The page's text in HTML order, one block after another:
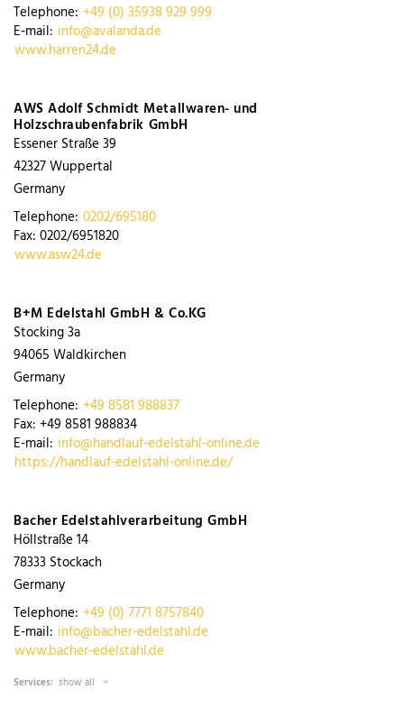
Telephone: +49 (0) 35938 929 999
E-mail: info@avalanda.de
www.harren24.de
AWS Adolf Schmidt Metallwaren- und
Holzschraubenfabrik GmbH
Essener Straße 39
42327Wuppertal
Germany
Telephone: 0202/695180
Fax: 0202/6951820
www.asw24.de
B+M Edelstahl GmbH & Co.KG
Stocking 3a
94065 Waldkirchen
Germany
Telephone: +49 8581 988837
Fax: +49 8581 988834
E-mail: info@handlauf-edelstahl-online.de
https://handlauf-edelstahl-online.de/
Bacher Edelstahlverarbeitung GmbH
Höllstraße 14
78333 Stockach
Germany
Telephone: +49 (0) 7771 8757840
E-mail: info@bacher-edelstahl.de
www.bacher-edelstahl.de
Services: show all